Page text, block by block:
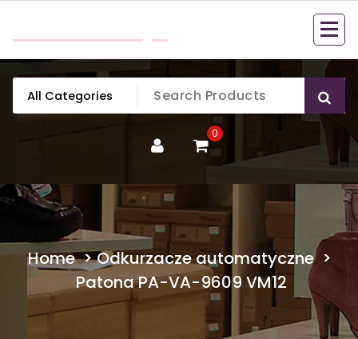
content
0
Home>Odkurzacze automatyczne>
Patona PA-VA-9609 VM12